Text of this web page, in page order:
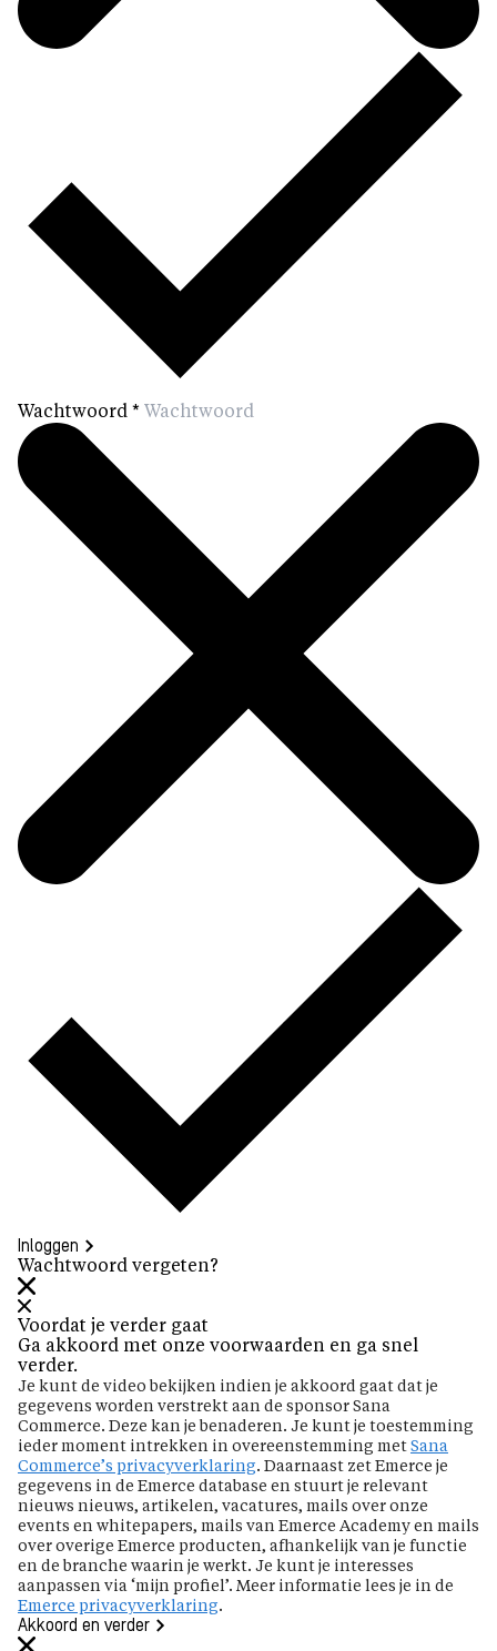
Wachtwoord *
Inloggen
Wachtwoord vergeten?
Voordat je verder gaat
Ga akkoord met onze voorwaarden en ga snel
verder.
Je kunt de video bekijken indien je akkoord gaat dat je
gegevens worden verstrekt aan de sponsor Sana
Commerce. Deze kan je benaderen. Je kunt je toestemming
ieder moment intrekken in overeenstemming met Sana
Commerce’s privacyverklaring. Daarnaast zet Emerce je
gegevens in de Emerce database en stuurt je relevant
nieuws nieuws, artikelen, vacatures, mails over onze
events en whitepapers, mails van Emerce Academy en mails
over overige Emerce producten, afhankelijk van je functie
en de branche waarin je werkt. Je kunt je interesses
aanpassen via ‘mijn profiel’. Meer informatie lees je in de
Emerce privacyverklaring.
Akkoord en verder